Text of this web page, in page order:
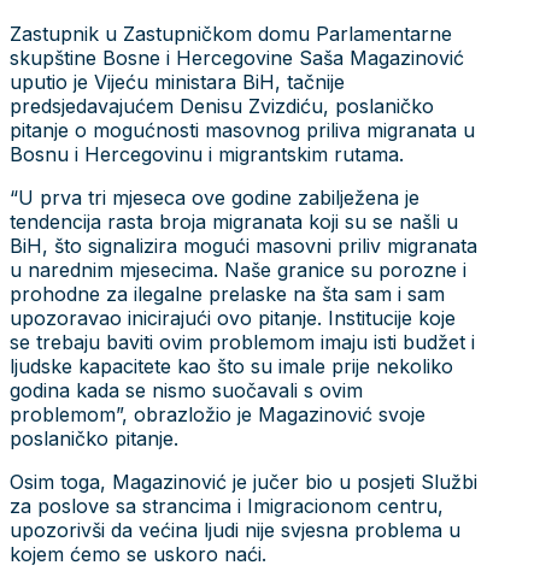
Zastupnik u Zastupničkom domu Parlamentarne
skupštine Bosne i Hercegovine Saša Magazinović
uputio je Vijeću ministara BiH, tačnije
predsjedavajućem Denisu Zvizdiću, poslaničko
pitanje o mogućnosti masovnog priliva migranata u
Bosnu i Hercegovinu i migrantskim rutama.
“U prva tri mjeseca ove godine zabilježena je
tendencija rasta broja migranata koji su se našli u
BiH, što signalizira mogući masovni priliv migranata
u narednim mjesecima. Naše granice su porozne i
prohodne za ilegalne prelaske na šta sam i sam
upozoravao inicirajući ovo pitanje. Institucije koje
se trebaju baviti ovim problemom imaju isti budžet i
ljudske kapacitete kao što su imale prije nekoliko
godina kada se nismo suočavali s ovim
problemom”, obrazložio je Magazinović svoje
poslaničko pitanje.
Osim toga, Magazinović je jučer bio u posjeti Službi
za poslove sa strancima i Imigracionom centru,
upozorivši da većina ljudi nije svjesna problema u
kojem ćemo se uskoro naći.